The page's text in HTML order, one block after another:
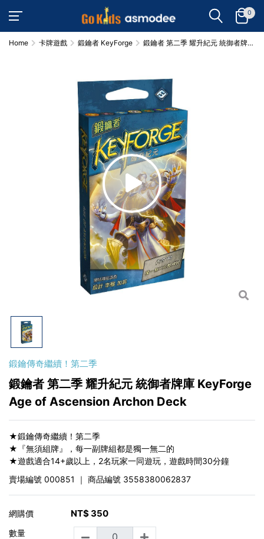
0
Home 卡牌遊戲 鍛鑰者 KeyForge
鍛鑰者 第二季 耀升紀元 統御者牌庫
鍛鑰傳奇繼續！第二季
鍛鑰者 第二季 耀升紀元 統御者牌庫 KeyForge
Age of Ascension Archon Deck
★鍛鑰傳奇繼續！第二季
★『無須組牌』，每一副牌組都是獨一無二的
★遊戲適合14+歲以上，2名玩家一同遊玩，遊戲時間30分鐘
賣場編號 000851 ｜ 商品編號 3558380062837
網購價 NT$350
數量